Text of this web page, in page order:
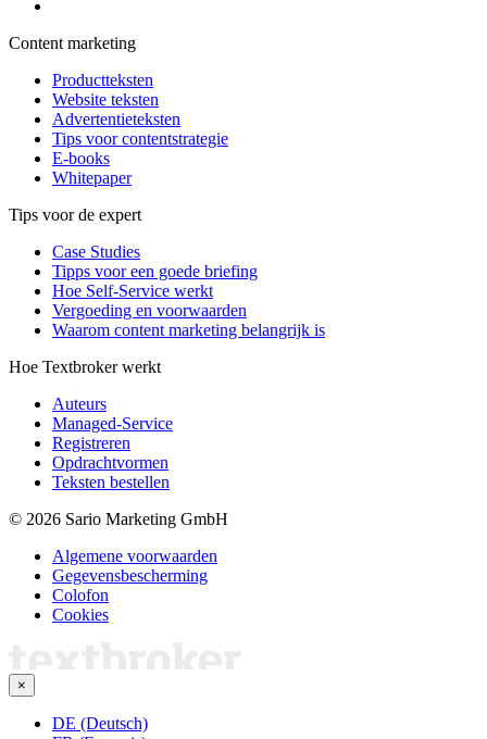
Content marketing
Productteksten
Website teksten
Advertentieteksten
Tips voor contentstrategie
E-books
Whitepaper
Tips voor de expert
Case Studies
Tipps voor een goede briefing
Hoe Self-Service werkt
Vergoeding en voorwaarden
Waarom content marketing belangrijk is
Hoe Textbroker werkt
Auteurs
Managed-Service
Registreren
Opdrachtvormen
Teksten bestellen
© 2026 Sario Marketing GmbH
Algemene voorwaarden
Gegevensbescherming
Colofon
Cookies
×
DE (Deutsch)